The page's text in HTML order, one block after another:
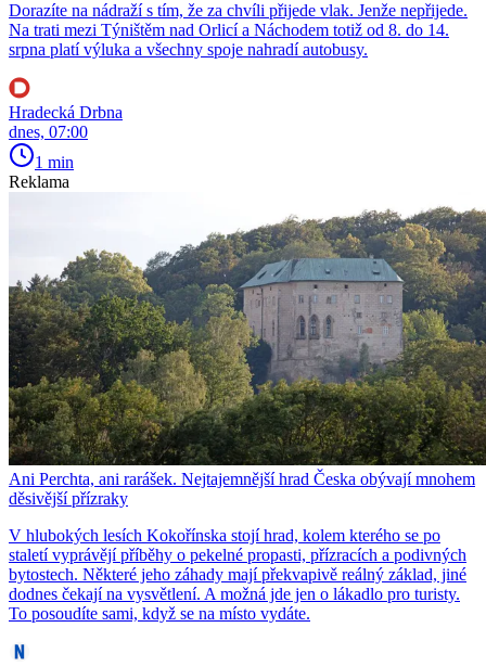
Dorazíte na nádraží s tím, že za chvíli přijede vlak. Jenže nepřijede.
Na trati mezi Týništěm nad Orlicí a Náchodem totiž od 8. do 14.
srpna platí výluka a všechny spoje nahradí autobusy.
Hradecká Drbna
dnes, 07:00
1 min
Reklama
Ani Perchta, ani rarášek. Nejtajemnější hrad Česka obývají mnohem
děsivější přízraky
V hlubokých lesích Kokořínska stojí hrad, kolem kterého se po
staletí vyprávějí příběhy o pekelné propasti, přízracích a podivných
bytostech. Některé jeho záhady mají překvapivě reálný základ, jiné
dodnes čekají na vysvětlení. A možná jde jen o lákadlo pro turisty.
To posoudíte sami, když se na místo vydáte.